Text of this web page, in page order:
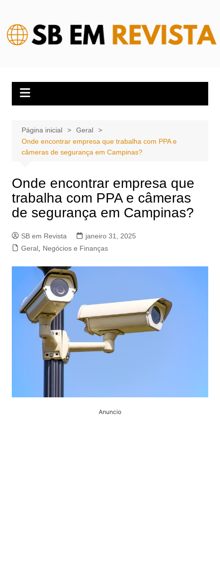
conteúdo
Página inicial
Geral
Onde encontrar empresa que trabalha com PPA e
câmeras de segurança em Campinas?
Onde encontrar empresa que
trabalha com PPA e câmeras
de segurança em Campinas?
SB em Revista
janeiro 31, 2025
Geral, Negócios e Finanças
Anuncio